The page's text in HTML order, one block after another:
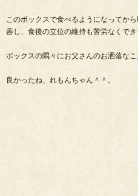
このボックスで食べるようになってか
善し、食後の立位の維持も苦労なくでき
ボックスの隅々にお父さんのお洒落な
良かったね、れもんちゃん＾＾。